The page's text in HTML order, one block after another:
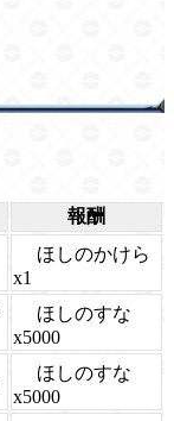
報酬
ほしのかけら
x1
ほしのすな
x5000
ほしのすな
x5000